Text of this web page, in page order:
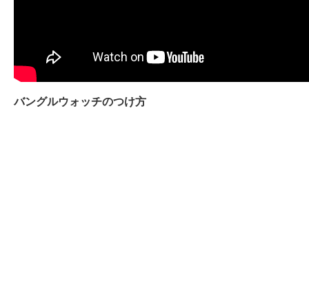
バングルウォッチのつけ方